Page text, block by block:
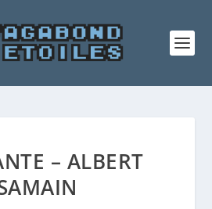
– ALBERT